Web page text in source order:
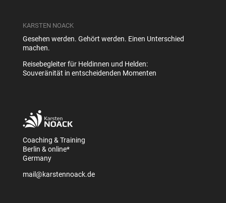
KARSTEN NOACK
Gesehen werden. Gehört werden. Einen Unterschied
machen.
Reisebegleiter für Heldinnen und Helden:
Souveränität in entscheidenden Momenten
Coaching & Training
Berlin & online*
Germany
mail@karstennoack.de